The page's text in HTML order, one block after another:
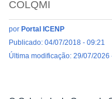
COLQMI
por Portal ICENP
Publicado: 04/07/2018 - 09:21
Última modificação: 29/07/2026